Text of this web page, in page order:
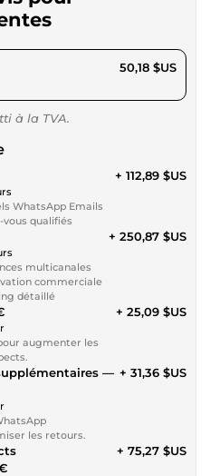
$US 50,18 $US
à la TVA.
Rendez-vous qualifiés
+ 112,89 $US
Reporting détaillé
+ 250,87 $US
augmenter les
+ 25,09 $US
—
les retours.
+ 31,36 $US
+ 75,27 $US